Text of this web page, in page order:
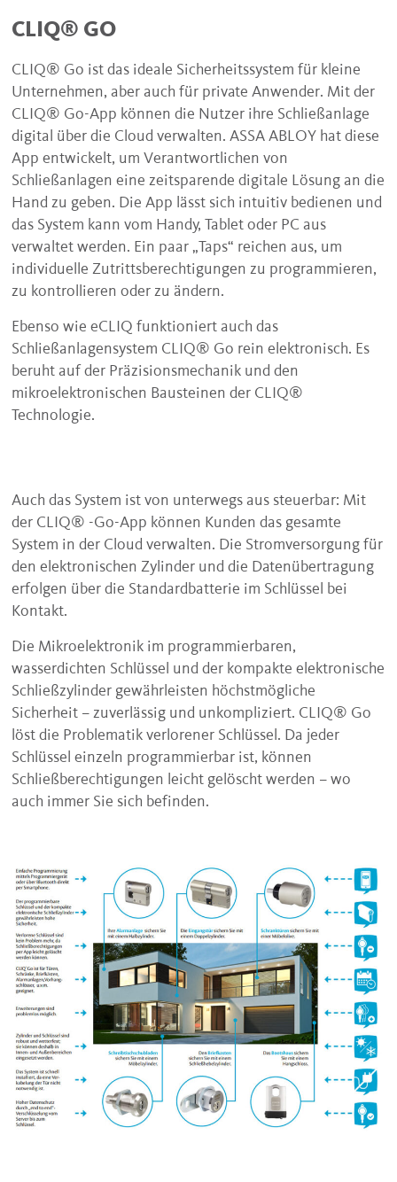
CLIQ® GO
CLIQ® Go ist das ideale Sicherheitssystem für kleine
Unternehmen, aber auch für private Anwender. Mit der
CLIQ® Go-App können die Nutzer ihre Schließanlage
digital über die Cloud verwalten. ASSA ABLOY hat diese
App entwickelt, um Verantwortlichen von
Schließanlagen eine zeitsparende digitale Lösung an die
Hand zu geben. Die App lässt sich intuitiv bedienen und
das System kann vom Handy, Tablet oder PC aus
verwaltet werden. Ein paar „Taps“ reichen aus, um
individuelle Zutrittsberechtigungen zu programmieren,
zu kontrollieren oder zu ändern.
Ebenso wie eCLIQ funktioniert auch das
Schließanlagensystem CLIQ® Go rein elektronisch. Es
beruht auf der Präzisionsmechanik und den
mikroelektronischen Bausteinen der CLIQ®
Technologie.
Auch das System ist von unterwegs aus steuerbar: Mit
der CLIQ® -Go-App können Kunden das gesamte
System in der Cloud verwalten. Die Stromversorgung für
den elektronischen Zylinder und die Datenübertragung
erfolgen über die Standardbatterie im Schlüssel bei
Kontakt.
Die Mikroelektronik im programmierbaren,
wasserdichten Schlüssel und der kompakte elektronische
Schließzylinder gewährleisten höchstmögliche
Sicherheit – zuverlässig und unkompliziert. CLIQ® Go
löst die Problematik verlorener Schlüssel. Da jeder
Schlüssel einzeln programmierbar ist, können
Schließberechtigungen leicht gelöscht werden – wo
auch immer Sie sich befinden.